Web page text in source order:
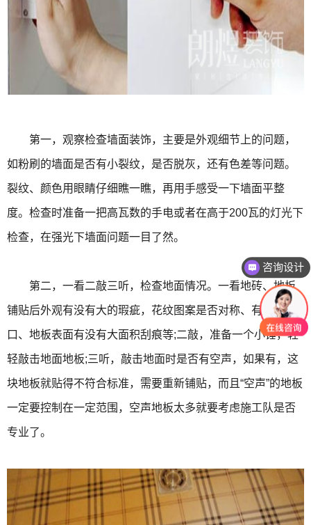
第一，观察检查墙面装饰，主要是外观细节上的问题，
如粉刷的墙面是否有小裂纹，是否脱灰，还有色差等问题。
裂纹、颜色用眼睛仔细瞧一瞧，再用手感受一下墙面平整
度。检查时准备一把高瓦数的手电或者在高于200瓦的灯光下
检查，在强光下墙面问题一目了然。
第二，一看二敲三听，检查地面情况。一看地砖、地板
铺贴后外观有没有大的瑕疵，花纹图案是否对称、有没有缺
口、地板表面有没有大面积刮痕等;二敲，准备一个小锤，轻
轻敲击地面地板;三听，敲击地面时是否有空声，如果有，这
块地板就贴得不符合标准，需要重新铺贴，而且“空声”的地板
一定要控制在一定范围，空声地板太多就要考虑施工队是否
专业了。
咨询报价